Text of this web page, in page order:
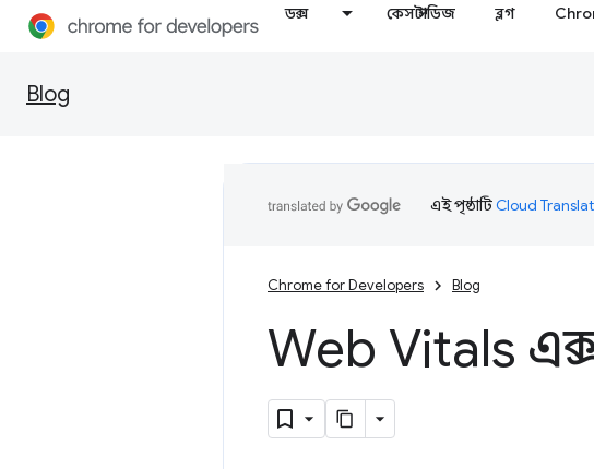
ডক্স কেস স্টাডিজ ব্লগ
Blog
এই পৃষ্ঠাটিCloud
Chrome for Developers Blog
Web Vitals